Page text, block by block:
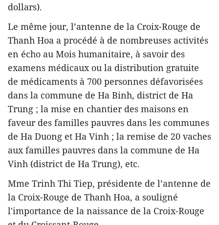
dollars).
Le même jour, l’antenne de la Croix-Rouge de
Thanh Hoa a procédé à de nombreuses activités
en écho au Mois humanitaire, à savoir des
examens médicaux ou la distribution gratuite
de médicaments à 700 personnes défavorisées
dans la commune de Ha Binh, district de Ha
Trung ; la mise en chantier des maisons en
faveur des familles pauvres dans les communes
de Ha Duong et Ha Vinh ; la remise de 20 vaches
aux familles pauvres dans la commune de Ha
Vinh (district de Ha Trung), etc.
Mme Trinh Thi Tiep, présidente de l’antenne de
la Croix-Rouge de Thanh Hoa, a souligné
l'importance de la naissance de la Croix-Rouge